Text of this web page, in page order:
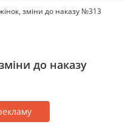
зміни до наказу №313
до наказу